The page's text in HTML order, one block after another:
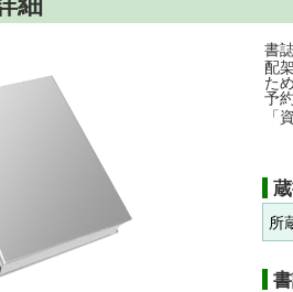
書
配
た
予
「
所